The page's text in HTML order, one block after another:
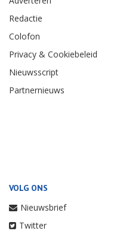
Redactie
Colofon
Privacy & Cookiebeleid
Nieuwsscript
Partnernieuws
VOLG ONS
Nieuwsbrief
Twitter